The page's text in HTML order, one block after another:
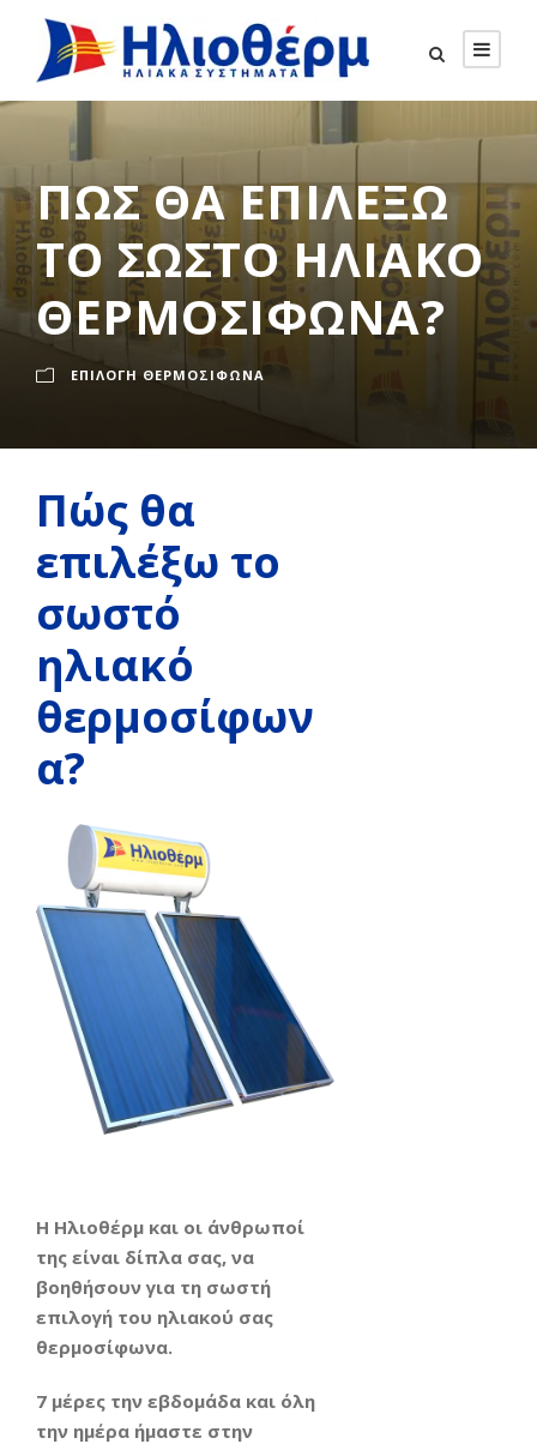
ΠΩΣ ΘΑ ΕΠΙΛΕΞΩ
ΤΟ ΣΩΣΤΟ ΗΛΙΑΚΟ
ΘΕΡΜΟΣΙΦΩΝΑ?
ΕΠΙΛΟΓΉ ΘΕΡΜΟΣΊΦΩΝΑ
Πώς θα
επιλέξω το
σωστό
ηλιακό
θερμοσίφων
α?
Η Ηλιοθέρμ και οι άνθρωποί
της είναι δίπλα σας, να
βοηθήσουν για τη σωστή
επιλογή του ηλιακού σας
θερμοσίφωνα.
7 μέρες την εβδομάδα και όλη
την ημέρα ήμαστε στην